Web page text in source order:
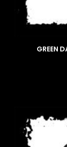
GREEN